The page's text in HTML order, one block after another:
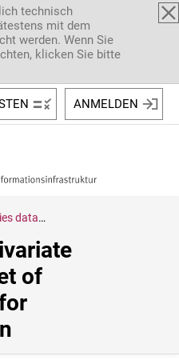
technisch
mit dem
werden. Wenn Sie
klicken Sie bitte
ANMELDEN
Multivariate time series dataset of milling 16MnCr5 for anomaly detection
of